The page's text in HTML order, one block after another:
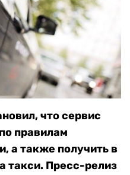
что сервис
правилам
а также получить в
такси. Пресс-релиз